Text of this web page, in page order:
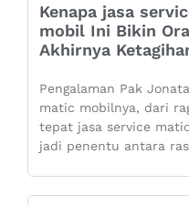
Kenapa jasa
mobil Ini Bikin
Akhirnya
Pengalaman Pak
matic mobilnya, dari
tepat jasa service
jadi penentu antara